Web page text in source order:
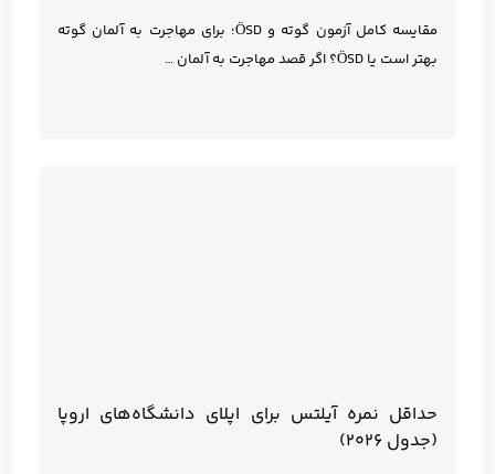
مقایسه کامل آزمون گوته و ÖSD؛ برای مهاجرت به آلمان گوته
بهتر است یا ÖSD؟ اگر قصد مهاجرت به آلمان …
حداقل نمره آیلتس برای اپلای دانشگاه‌های اروپا
(جدول ۲۰۲۶)